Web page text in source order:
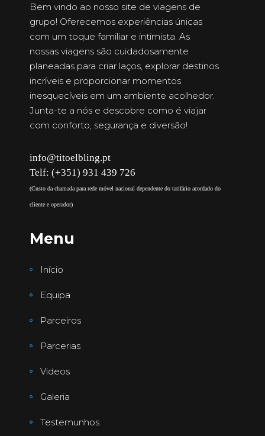
Bem vindo ao nosso site de viagens de
grupo! Oferecemos experiências únicas
com um toque familiar e intimista. As
nossas viagens são cuidadosamente
planeadas para criar laços, explorar destinos
incríveis e proporcionar momentos
inesquecíveis em um ambiente acolhedor.
Junta-te a nós e descobre como é viajar
com conforto, segurança e diversão!
info@titoelbling.pt
Telf: (+351) 931 439 726
(Custo da chamada para rede móvel nacional dependente do tarifário acordado do
cliente e operador)
Menu
Início
Equipa
Parceiros
Parcerias
Videos
Galeria
Testemunhos